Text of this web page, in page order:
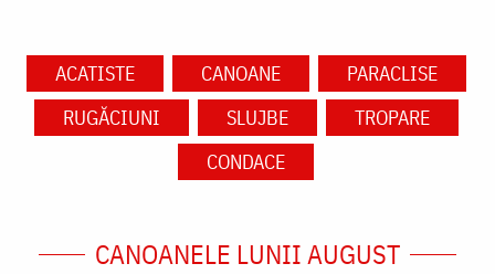
ACATISTE CANOANE
PARACLISE
RUGĂCIUNI
SLUJBE
TROPARE
CONDACE
CANOANELE LUNII AUGUST